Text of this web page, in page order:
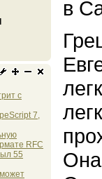
с
7,
RFC
55